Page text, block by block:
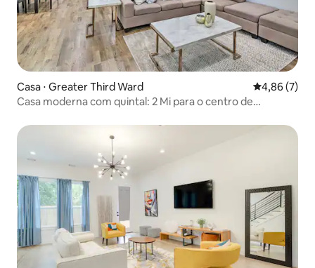
Casa ⋅ Greater Third Ward 4,86 de uma
4,86 (7)
Casa moderna com quintal: 2 Mi para o centro de